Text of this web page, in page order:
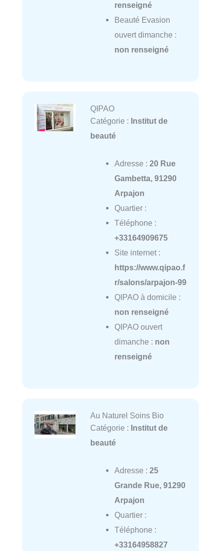
renseigné
Beauté Evasion
ouvert dimanche :
non renseigné
QIPAO
Catégorie : Institut de
beauté
Adresse : 20 Rue
Gambetta, 91290
Arpajon
Quartier :
Téléphone :
+33164909675
Site internet :
https://www.qipao.f
r/salons/arpajon-99
QIPAO à domicile :
non renseigné
QIPAO ouvert
dimanche : non
renseigné
Au Naturel Soins Bio
Catégorie : Institut de
beauté
Adresse : 25
Grande Rue, 91290
Arpajon
Quartier :
Téléphone :
+33164958827